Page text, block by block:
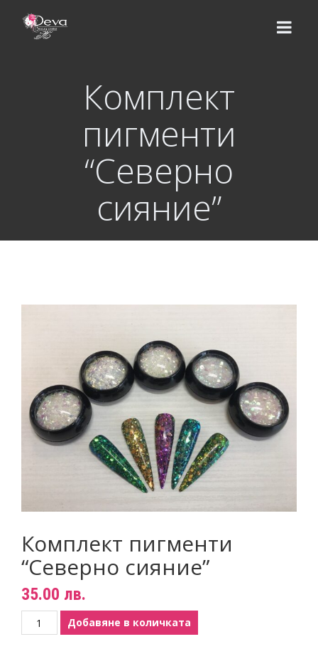
Материали за изграждане на нокти
Златните четки на Татяна Гюмишева
Инструменти
КОНТАКТИ
Комплект
пигменти
“Северно
сияние”
Комплект пигменти
“Северно сияние”
35.00 лв.
количество
за
Добавяне в количката